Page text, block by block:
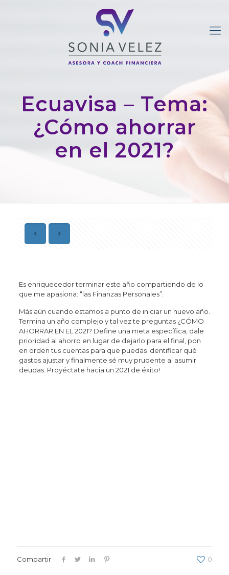
Ecuavisa – Tema:
¿Cómo ahorrar
en el 2021?
Es enriquecedor terminar este año compartiendo de lo
que me apasiona: “las Finanzas Personales”.
Más aún cuando estamos a punto de iniciar un nuevo año.
Termina un año complejo y tal vez te preguntas ¿CÓMO
AHORRAR EN EL 2021? Define una meta específica, dale
prioridad al ahorro en lugar de dejarlo para el final, pon
en orden tus cuentas para que puedas identificar qué
gastos ajustar y finalmente sé muy prudente al asumir
deudas. Proyéctate hacia un 2021 de éxito!
Compartir 0